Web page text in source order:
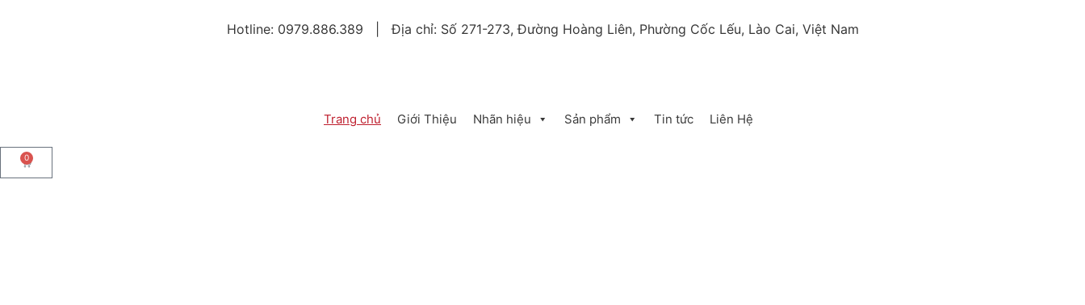
Hotline: 0979.886.389 | Địa chỉ: Số 271-273, Đường Hoàng Liên, Phường Cốc Lếu, Lào Cai, Việt Nam
Trang chủ Giới Thiệu Nhãn hiệu Sản phẩm Tin tức Liên Hệ
0